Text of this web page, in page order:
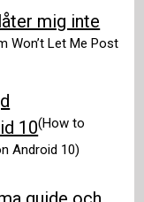
mig inte
Won’t Let Me Post
10(How to
Android 10)